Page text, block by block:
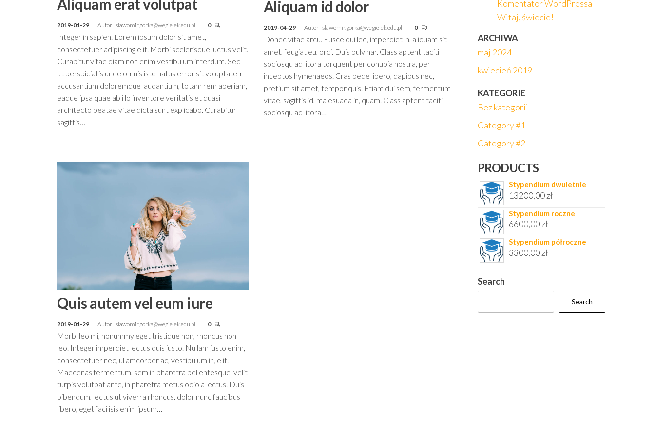
Aliquam erat volutpat
2019-04-29 Autor slawomir.gorka@wegielek.edu.pl 0
Integer in sapien. Lorem ipsum dolor sit amet,
consectetuer adipiscing elit. Morbi scelerisque luctus velit.
Curabitur vitae diam non enim vestibulum interdum. Sed
ut perspiciatis unde omnis iste natus error sit voluptatem
accusantium doloremque laudantium, totam rem aperiam,
eaque ipsa quae ab illo inventore veritatis et quasi
architecto beatae vitae dicta sunt explicabo. Curabitur
sagittis…
Aliquam id dolor
2019-04-29 Autor slawomir.gorka@wegielek.edu.pl 0
Donec vitae arcu. Fusce dui leo, imperdiet in, aliquam sit
amet, feugiat eu, orci. Duis pulvinar. Class aptent taciti
sociosqu ad litora torquent per conubia nostra, per
inceptos hymenaeos. Cras pede libero, dapibus nec,
pretium sit amet, tempor quis. Etiam dui sem, fermentum
vitae, sagittis id, malesuada in, quam. Class aptent taciti
sociosqu ad litora…
Quis autem vel eum iure
2019-04-29 Autor slawomir.gorka@wegielek.edu.pl 0
Morbi leo mi, nonummy eget tristique non, rhoncus non
leo. Integer imperdiet lectus quis justo. Nullam justo enim,
consectetuer nec, ullamcorper ac, vestibulum in, elit.
Maecenas fermentum, sem in pharetra pellentesque, velit
turpis volutpat ante, in pharetra metus odio a lectus. Duis
bibendum, lectus ut viverra rhoncus, dolor nunc faucibus
libero, eget facilisis enim ipsum…
Komentator WordPressa -
Witaj, świecie!
ARCHIWA
maj 2024
kwiecień 2019
KATEGORIE
Bez kategorii
Category #1
Category #2
PRODUCTS
Stypendium dwuletnie
13200,00zł
Stypendium roczne
6600,00zł
Stypendium półroczne
3300,00zł
Search
Search